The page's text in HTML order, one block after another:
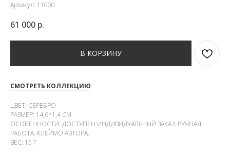
Артикул: 11000
61 000 р.
В КОРЗИНУ
СМОТРЕТЬ КОЛЛЕКЦИЮ
ЦВЕТ: СЕРЕБРО
РАЗМЕР: 14,6*1,4 СМ
ОСОБЕННОСТИ: ДОСТУПЕН ИНДИВИДУАЛЬНЫЙ ЗАКАЗ. РУЧНАЯ
РАБОТА. КЛЕЙМО АВТОРА.
ВЕС: 15 Г